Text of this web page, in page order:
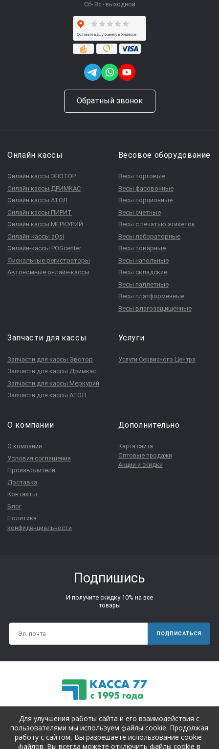
Сб- Вс - выходной
Обратный звонок
Онлайн кассы
Онлайн кассы ЭВОТОР
Онлайн кассы ДРИМКАС
Онлайн кассы АТОЛ
Онлайн кассы ПИРИТ
Онлайн кассы МЕРКУРИЙ
Онлайн-кассы aQsi
Онлайн-кассы POScenter
Фискальные регистраторы
Автономные онлайн-кассы
Весовое оборудование
Весы торговые
Весы фасовочные
Весы порционные
Весы счетные
Весы с печатью этикеток
Весы лабораторные
Весы товарные
Весы напольные
Весы складские
Весы паллетные
Весы платформенные
Весы влагозащищенные
Запчасти для кассы
Запчасти для кассы Эвотор
Запчасти для кассы Дримкас
Запчасти для кассы Меркурий
Запчасти для кассы АТОЛ
Услуги
Услуги Сервисного Центра
О компании
О компании
Условия соглашения
Производители
Доставка
Контакты
Блог
Политика
конфиденциальности
Дополнительно
Карта сайта
Оптовые продажи
Акции и скидки
Подпишись
И получите скидку 10% на все
товары
ПОДПИСАТЬСЯ
© Copyright 1995-2025. Все права защищены.
Магазин для магазинов.
Для улучшения работы сайта и его взаимодействия с
пользователями мы используем файлы cookie. Продолжая
работу с сайтом, Вы разрешаете использование cookie-
файлов. Вы всегда можете отключить файлы cookie в